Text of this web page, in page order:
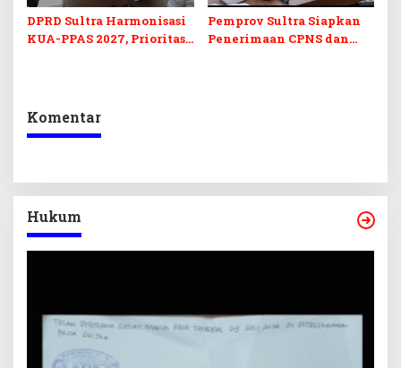
DPRD Sultra Harmonisasi
KUA-PPAS 2027, Prioritas
Pemprov Sultra Siapkan
Penerimaan CPNS dan
Komentar
Hukum